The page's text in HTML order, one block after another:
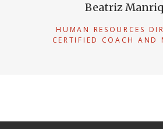
Beatriz
HUMAN RESOURCES
CERTIFIED COACH AND